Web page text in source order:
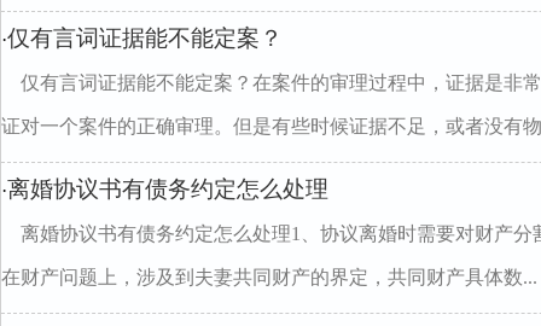
·仅有言词证据能不能定案？
仅有言词证据能不能定案？在案件的审理过程中，证据是非
证对一个案件的正确审理。但是有些时候证据不足，或者没有
·离婚协议书有债务约定怎么处理
离婚协议书有债务约定怎么处理1、协议离婚时需要对财产
在财产问题上，涉及到夫妻共同财产的界定，共同财产具体数...